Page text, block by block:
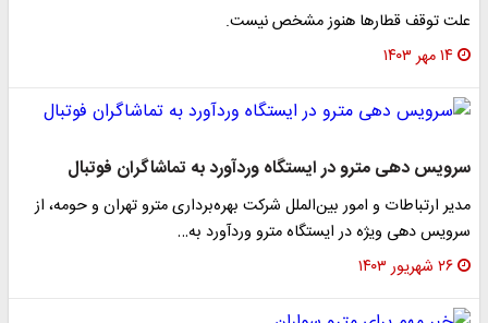
علت توقف قطارها هنوز مشخص نیست.
۱۴ مهر ۱۴۰۳
سرویس دهی مترو در ایستگاه وردآورد به تماشاگران فوتبال
مدیر ارتباطات و امور بین‌الملل شرکت بهره‌برداری مترو تهران و حومه، از
سرویس دهی ویژه در ایستگاه مترو وردآورد به…
۲۶ شهریور ۱۴۰۳